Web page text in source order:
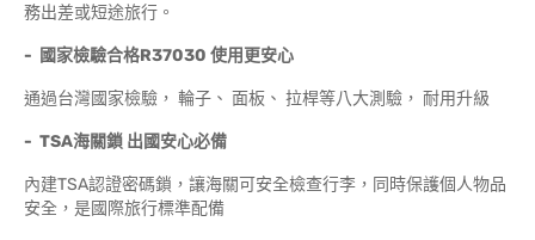
務出差或短途旅行。
- 國家檢驗合格R37030 使用更安心
通過台灣國家檢驗， 輪子、 面板、 拉桿等八大測驗， 耐用升級
- TSA海關鎖 出國安心必備
內建TSA認證密碼鎖，讓海關可安全檢查行李，同時保護個人物品
安全，是國際旅行標準配備